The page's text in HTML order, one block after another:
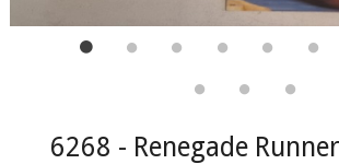
6268 - Renegade